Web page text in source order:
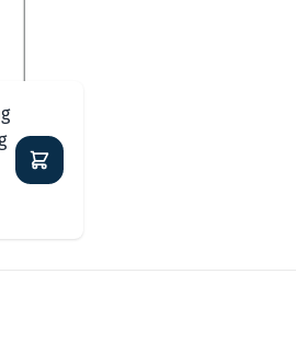
of the carousel is possible